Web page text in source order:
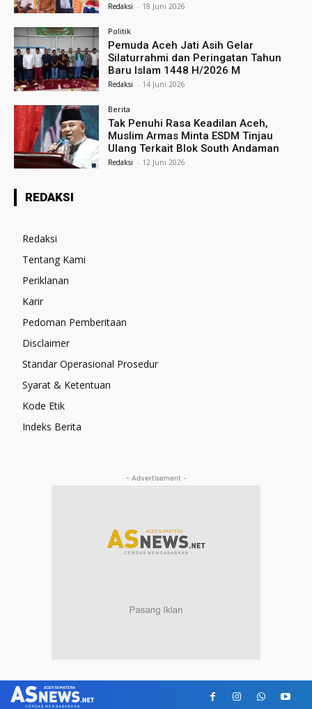
Redaksi - 18 Juni 2026
Politik
Pemuda Aceh Jati Asih Gelar
Silaturrahmi dan Peringatan Tahun
Baru Islam 1448 H/2026 M
Redaksi - 14 Juni 2026
Berita
Tak Penuhi Rasa Keadilan Aceh,
Muslim Armas Minta ESDM Tinjau
Ulang Terkait Blok South Andaman
Redaksi - 12 Juni 2026
REDAKSI
Redaksi
Tentang Kami
Periklanan
Karir
Pedoman Pemberitaan
Disclaimer
Standar Operasional Prosedur
Syarat & Ketentuan
Kode Etik
Indeks Berita
- Advertisement -